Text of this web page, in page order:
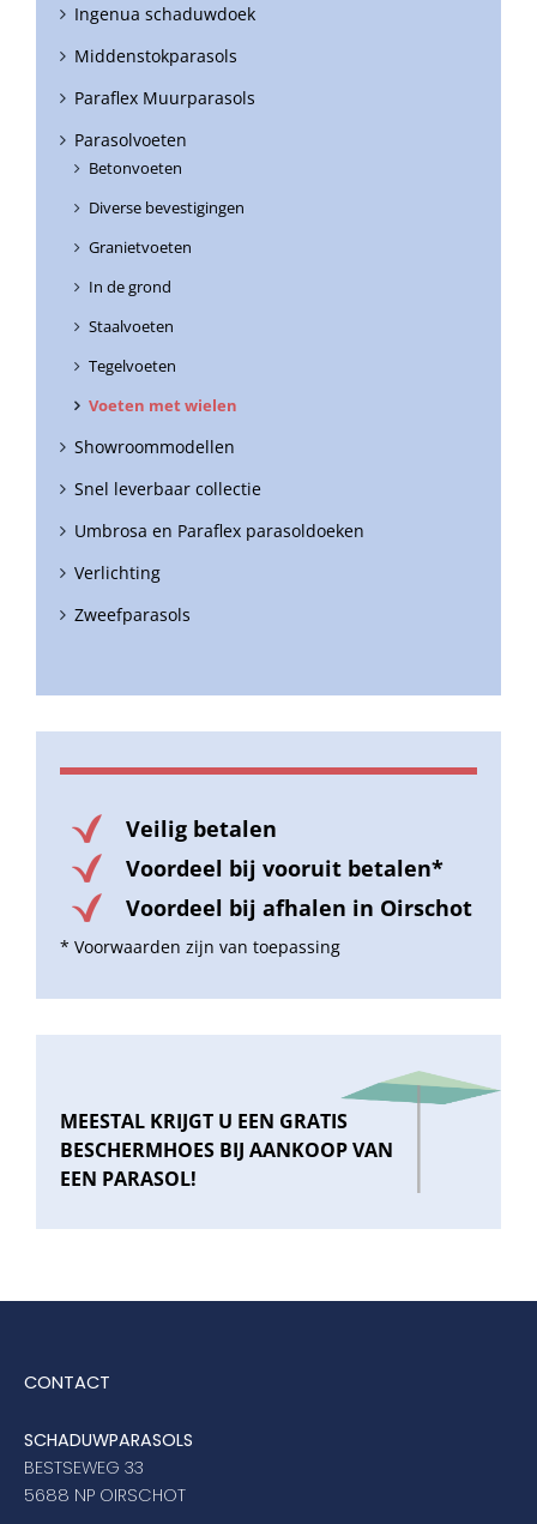
Ingenua schaduwdoek
Middenstokparasols
Paraflex Muurparasols
Parasolvoeten
Betonvoeten
Diverse bevestigingen
Granietvoeten
In de grond
Staalvoeten
Tegelvoeten
Voeten met wielen
Showroommodellen
Snel leverbaar collectie
Umbrosa en Paraflex parasoldoeken
Verlichting
Zweefparasols
Veilig betalen
Voordeel bij vooruit betalen*
Voordeel bij afhalen in Oirschot
* Voorwaarden zijn van toepassing
MEESTAL KRIJGT U EEN GRATIS
BESCHERMHOES BIJ AANKOOP VAN
EEN PARASOL!
CONTACT
SCHADUWPARASOLS
BESTSEWEG 33
5688 NP OIRSCHOT